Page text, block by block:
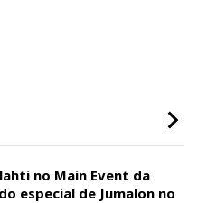
no Main Event da
especial de Jumalon no